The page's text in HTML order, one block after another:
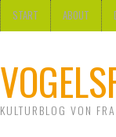
START ABOUT
KULTURBLOG VON